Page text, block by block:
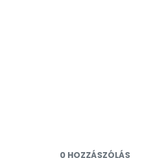
Dokumentumok
0 HOZZÁSZÓLÁS